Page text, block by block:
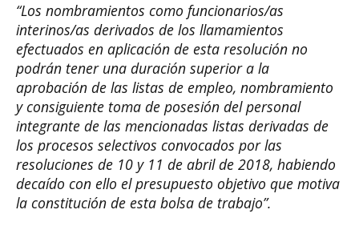
“Los nombramientos como funcionarios/as
interinos/as derivados de los llamamientos
efectuados en aplicación de esta resolución no
podrán tener una duración superior a la
aprobación de las listas de empleo, nombramiento
y consiguiente toma de posesión del personal
integrante de las mencionadas listas derivadas de
los procesos selectivos convocados por las
resoluciones de 10 y 11 de abril de 2018, habiendo
decaído con ello el presupuesto objetivo que motiva
la constitución de esta bolsa de trabajo”.